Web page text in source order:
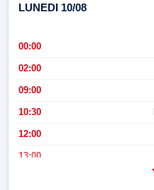
LUNEDI 10/08
00:00
02:00
09:00
10:30
12:00
13:00